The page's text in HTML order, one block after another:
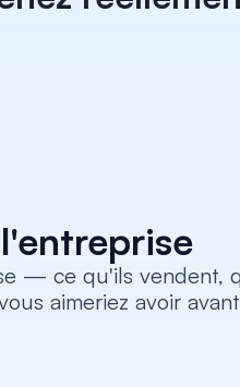
— ce qu'ils vendent,
aimeriez avoir